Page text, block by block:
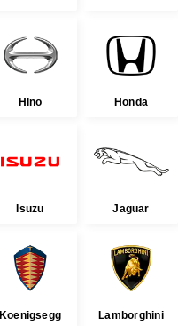
Hino Honda
Isuzu Jaguar
Koenigsegg Lamborghini